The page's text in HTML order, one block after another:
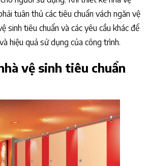
tuân thủ các tiêu chuẩn vách ngăn vệ
sinh tiêu chuẩn và các yêu cầu khác để
hiệu quả sử dụng của công trình.
vệ sinh tiêu chuẩn